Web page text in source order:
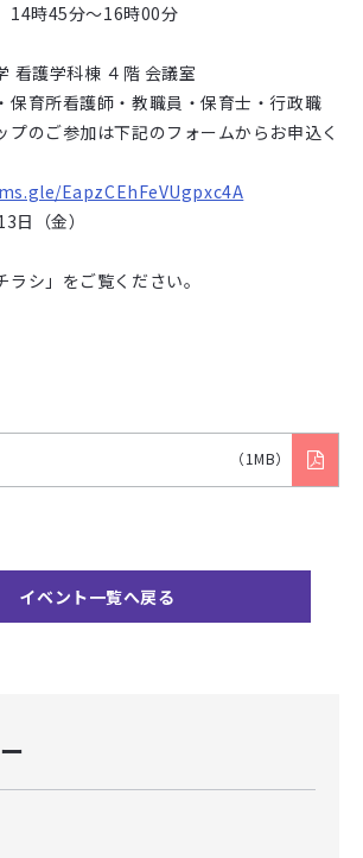
14時45分～16時00分
看護学科棟 ４階 会議室
保育所看護師・教職員・保育士・行政職
プのご参加は下記のフォームからお申込く
EapzCEhFeVUgpxc4A
日（金）
シ」をご覧ください。
（1MB）
イベント一覧へ戻る